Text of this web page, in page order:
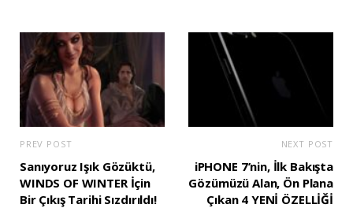
PREV POST
Sanıyoruz Işık Gözüktü,
WINDS OF WINTER İçin
Bir Çıkış Tarihi Sızdırıldı!
NEXT POST
iPHONE 7’nin, İlk Bakışta
Gözümüzü Alan, Ön Plana
Çıkan 4 YENİ ÖZELLİĞİ